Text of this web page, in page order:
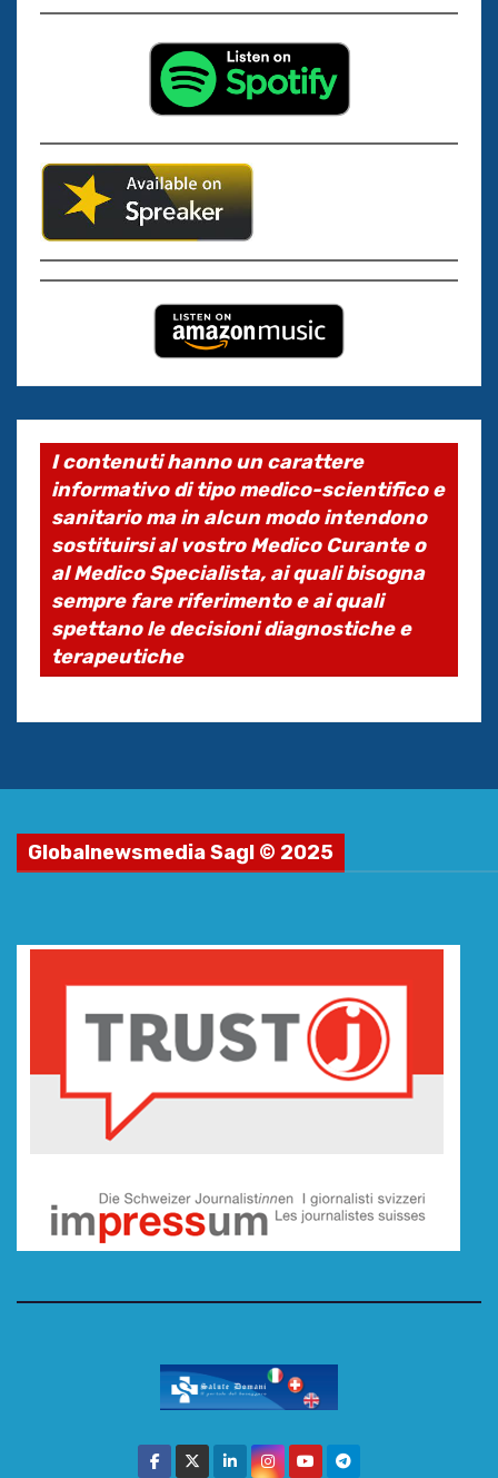
I contenuti hanno un carattere
informativo di tipo medico-scientifico e
sanitario ma in alcun modo intendono
sostituirsi al vostro Medico Curante o
al Medico Specialista, ai quali bisogna
sempre fare riferimento e ai quali
spettano le decisioni diagnostiche e
terapeutiche
Globalnewsmedia Sagl © 2025